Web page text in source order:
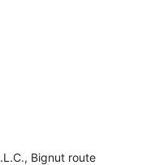
Bignut route